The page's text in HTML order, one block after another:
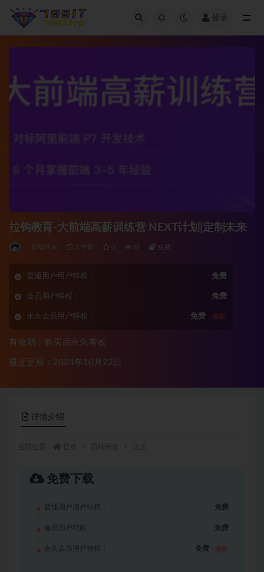
登录
拉钩教育-大前端高薪训练营 NEXT计划|定制未来
前端开发 3 年前 0 81 免费
普通用户用户特权： 免费
会员用户特权： 免费
永久会员用户特权： 免费 推荐
有效期：购买后永久有效
最近更新：2024年10月22日
详情介绍
免费下载
普通用户用户特权： 免费
会员用户特权： 免费
永久会员用户特权： 免费